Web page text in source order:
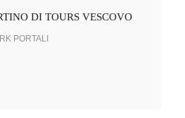
DI TOURS VESCOVO
PORTALI